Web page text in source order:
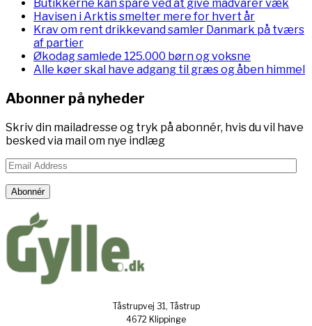
Butikkerne kan spare ved at give madvarer væk
Havisen i Arktis smelter mere for hvert år
Krav om rent drikkevand samler Danmark på tværs
af partier
Økodag samlede 125.000 børn og voksne
Alle køer skal have adgang til græs og åben himmel
Abonner på nyheder
Skriv din mailadresse og tryk på abonnér, hvis du vil have
besked via mail om nye indlæg
Email
Abonnér
Tåstrupvej 31, Tåstrup
4672 Klippinge